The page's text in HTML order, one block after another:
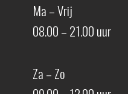
Ma – Vrij
08.00 – 21.00 uur
Za – Zo